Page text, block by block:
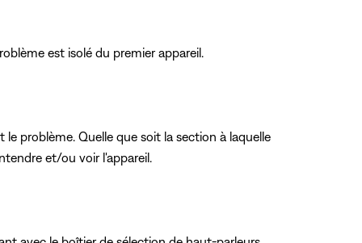
est isolé du premier appareil.
problème. Quelle que soit la section à laquelle
et/ou voir l'appareil.